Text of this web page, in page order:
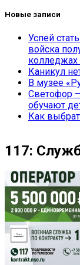
Новые записи
Успей
войска
колледжах
Каникул
В музее
Светофор
обучают
Как
117: